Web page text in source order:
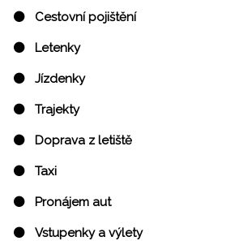
⚫ Cestovní pojištění
⚫ Letenky
⚫ Jízdenky
⚫ Trajekty
⚫ Doprava z letiště
⚫ Taxi
⚫ Pronájem aut
⚫ Vstupenky a výlety